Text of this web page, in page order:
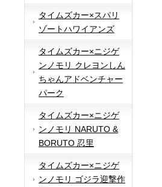
タイムズカー×スパリ
ゾートハワイアンズ
タイムズカー×ニジゲ
ンノモリ クレヨンしん
ちゃんアドベンチャー
パーク
タイムズカー×ニジゲ
ンノモリ NARUTO &
BORUTO 忍里
タイムズカー×ニジゲ
ンノモリ ゴジラ迎撃作